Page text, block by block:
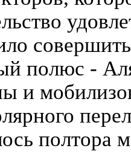
полюс -
и
полтора